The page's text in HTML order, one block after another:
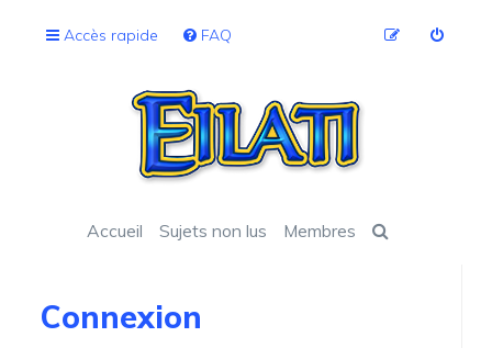
Accès rapide FAQ
Accueil Sujets non lus Membres
Connexion